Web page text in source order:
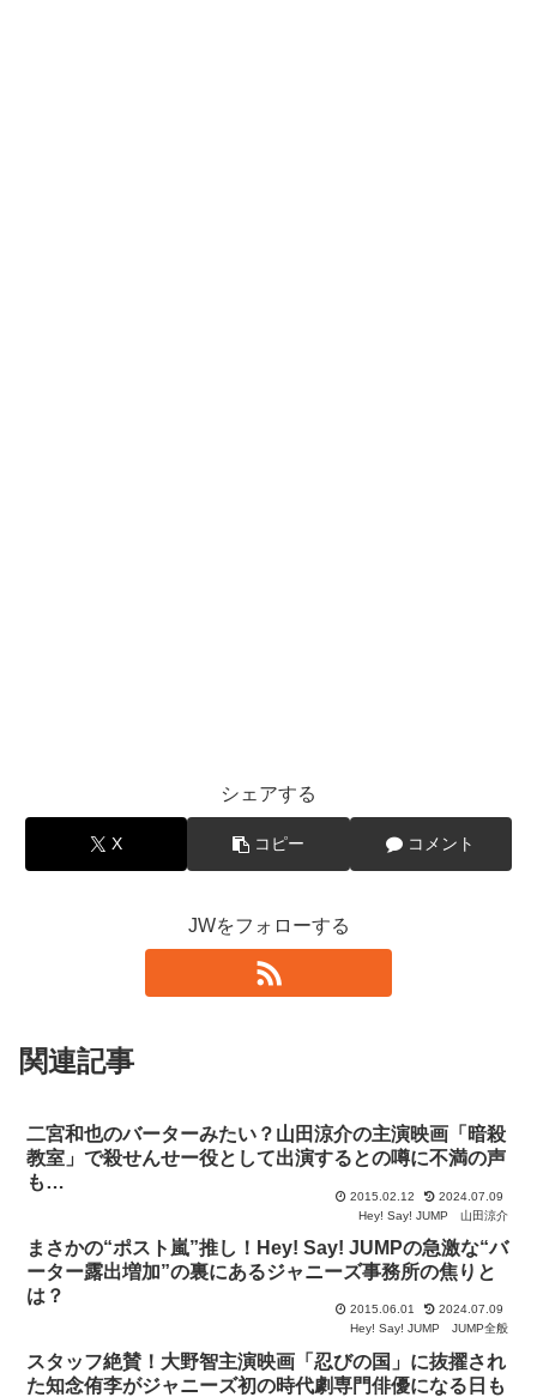
シェアする
X コピー コメント
JWをフォローする
関連記事
二宮和也のバーターみたい？山田涼介の主演映画「暗殺
教室」で殺せんせー役として出演するとの噂に不満の声
も…
2015.02.12
2024.07.09
Hey! Say! JUMP
山田涼介
まさかの“ポスト嵐”推し！Hey! Say! JUMPの急激な“バ
ーター露出増加”の裏にあるジャニーズ事務所の焦りと
は？
2015.06.01
2024.07.09
Hey! Say! JUMP
JUMP全般
スタッフ絶賛！大野智主演映画「忍びの国」に抜擢され
た知念侑李がジャニーズ初の時代劇専門俳優になる日も